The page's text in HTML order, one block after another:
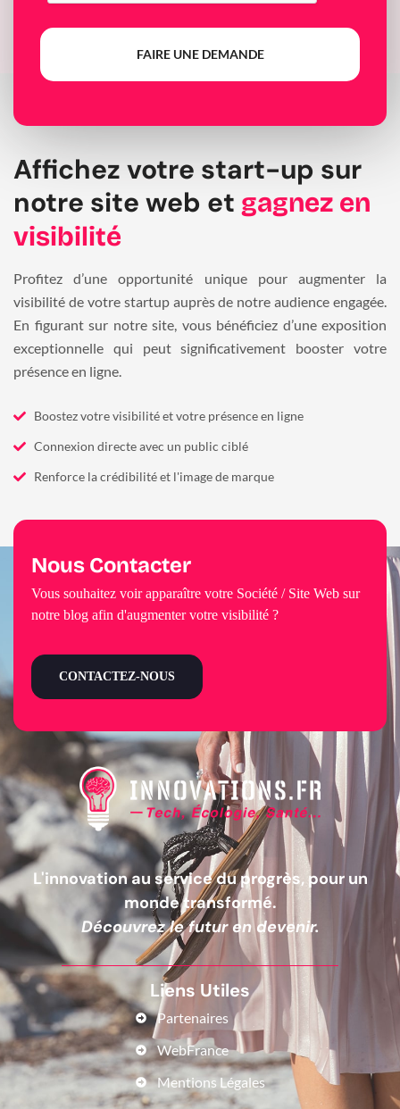
FAIRE UNE DEMANDE
Affichez votre start-up sur
notre site web et gagnez en
visibilité
Profitez d’une opportunité unique pour augmenter la
visibilité de votre startup auprès de notre audience engagée.
En figurant sur notre site, vous bénéficiez d’une exposition
exceptionnelle qui peut significativement booster votre
présence en ligne.
Boostez votre visibilité et votre présence en ligne
Connexion directe avec un public ciblé
Renforce la crédibilité et l'image de marque
L'innovation au service du progrès, pour un
monde transformé.
Découvrez le futur en devenir.
Liens Utiles
Partenaires
WebFrance
Mentions Légales
Nous Contacter
Vous souhaitez voir apparaître votre Société / Site Web sur
notre blog afin d'augmenter votre visibilité ?
CONTACTEZ-NOUS